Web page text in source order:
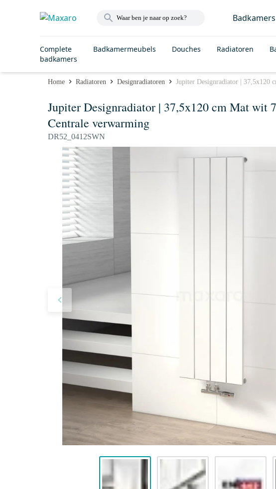
Badkamers
Complete
badkamers
Badkamermeubels Douches Radiatoren
Home Radiatoren Designradiatoren Jupiter Designradiator | 37,5x120
Jupiter Designradiator | 37,5x120 cm Mat wit
Centrale verwarming
DR52_0412SWN